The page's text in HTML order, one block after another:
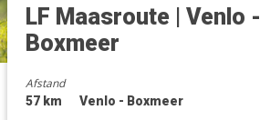
Leaflet| ©OpenStreetMap
LF Maasroute | Venlo -
Boxmeer
Afstand
57 km Venlo - Boxmeer